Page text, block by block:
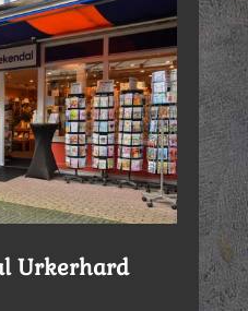
Urkerhard